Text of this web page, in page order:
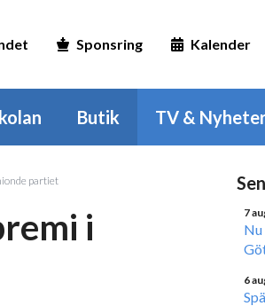
Sponsring Kalender
Butik TV &
partiet
i
7
Nu
6